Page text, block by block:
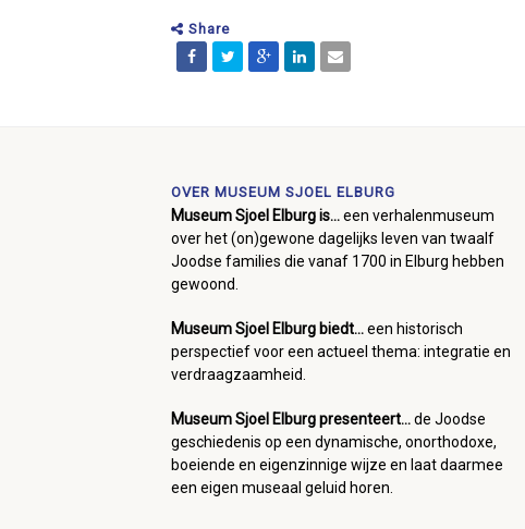
Share
OVER MUSEUM SJOEL ELBURG
Museum Sjoel Elburg is...een verhalenmuseum
over het (on)gewone dagelijks leven van twaalf
Joodse families die vanaf 1700 in Elburg hebben
gewoond.
Museum Sjoel Elburg biedt...een historisch
perspectief voor een actueel thema: integratie en
verdraagzaamheid.
Museum Sjoel Elburg presenteert...de Joodse
geschiedenis op een dynamische, onorthodoxe,
boeiende en eigenzinnige wijze en laat daarmee
een eigen museaal geluid horen.